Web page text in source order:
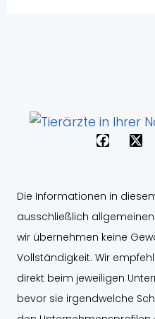
F
a
b
o
o
k
X
-
t
t
e
r
Die Informationen in
ausschließlich
wir übernehmen keine
Vollständigkeit. Wir
direkt beim jeweiligen
bevor sie irgendwelche